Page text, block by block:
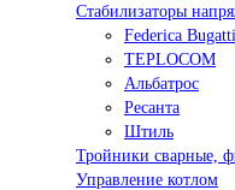
Стабилизаторы
Federica Bugatti
TEPLOCOM
Альбатрос
Ресанта
Штиль
Тройники сварные,
Управление котлом